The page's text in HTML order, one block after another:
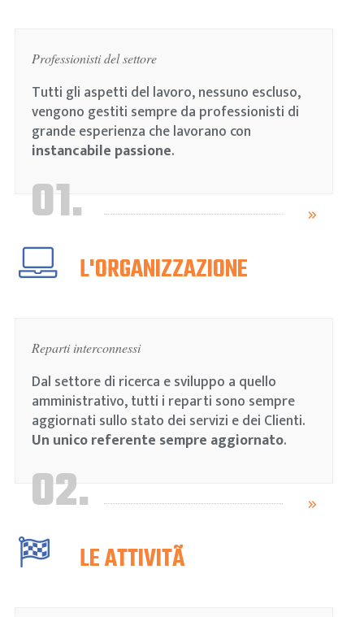
Professionisti del settore
Tutti gli aspetti del lavoro, nessuno escluso,
vengono gestiti sempre da professionisti di
grande esperienza che lavorano con
instancabile passione.
01.
L'ORGANIZZAZIONE
Reparti interconnessi
Dal settore di ricerca e sviluppo a quello
amministrativo, tutti i reparti sono sempre
aggiornati sullo stato dei servizi e dei Clienti.
Un unico referente sempre aggiornato.
02.
LE ATTIVITÃ